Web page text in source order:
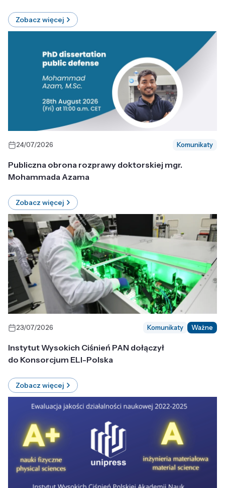
Zobacz więcej
24/07/2026 Komunikaty
Publiczna obrona rozprawy doktorskiej mgr.
Mohammada Azama
Zobacz więcej
23/07/2026 Komunikaty Ważne
Instytut Wysokich Ciśnień PAN dołączył
do Konsorcjum ELI-Polska
Zobacz więcej